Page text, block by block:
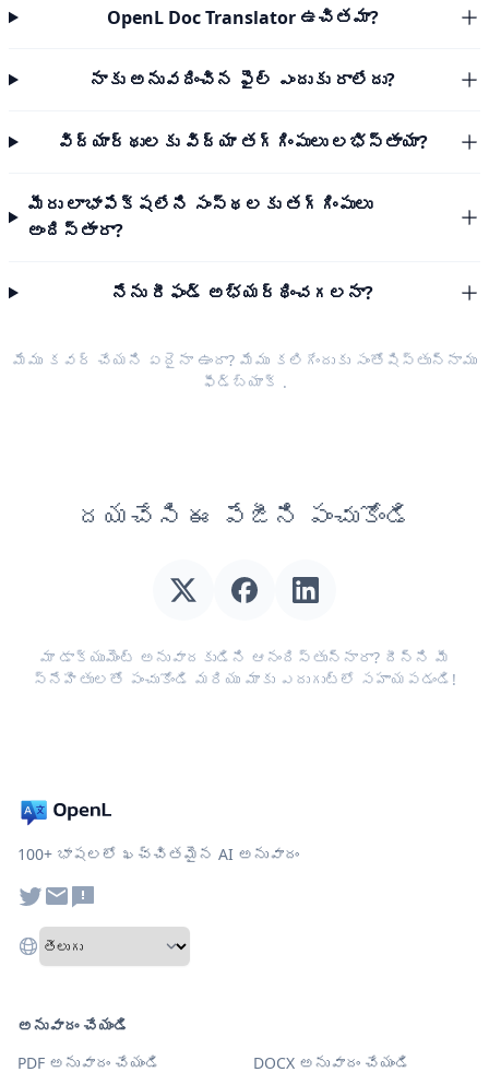
OpenL Doc Translator ఉచితమా?
నాకు అనువదించిన ఫైల్ ఎందుకు రాలేదు?
విద్యార్థులకు విద్యా తగ్గింపులు లభిస్తాయా?
మీరు లాభాపేక్షలేని సంస్థలకు తగ్గింపులు
అందిస్తారా?
నేను రీఫండ్ అభ్యర్థించగలనా?
మేము కవర్ చేయని ఏదైనా ఉందా? మేము కలిగేందుకు సంతోషిస్తున్నాము
ఫీడ్‌బ్యాక్ .
దయచేసి ఈ పేజీని పంచుకోండి
మా డాక్యుమెంట్ అనువాదకుడిని ఆనందిస్తున్నారా? దీన్ని మీ
స్నేహితులతో పంచుకోండి మరియు మాకు ఎదుగుట్లో సహాయపడండి!
100+ భాషలలో ఖచ్చితమైన AI అనువాదం
అనువాదం చేయండి
PDF అనువాదం చేయండి
DOCX అనువాదం చేయండి